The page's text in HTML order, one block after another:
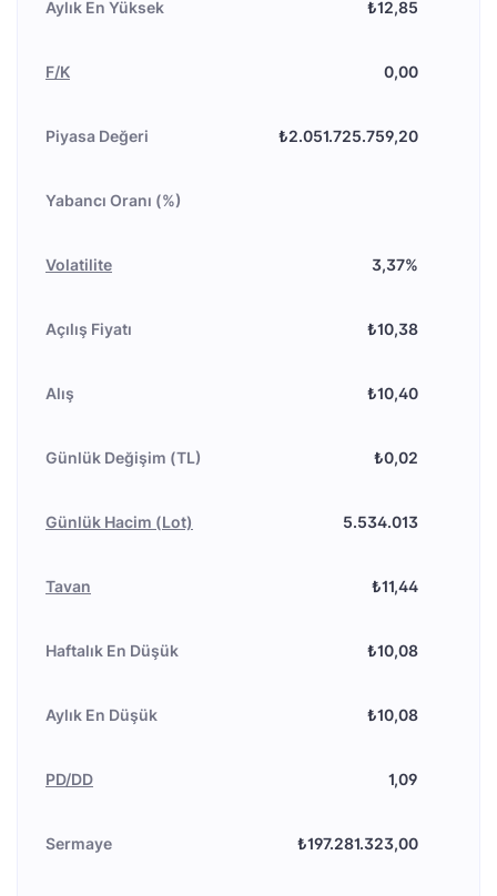
Aylık En Yüksek ₺12,85
F/K 0,00
Piyasa Değeri ₺2.051.725.759,20
Yabancı Oranı (%)
Volatilite 3,37%
Açılış Fiyatı ₺10,38
Alış ₺10,40
Günlük Değişim (TL) ₺0,02
Günlük Hacim (Lot) 5.534.013
Tavan ₺11,44
Haftalık En Düşük ₺10,08
Aylık En Düşük ₺10,08
PD/DD 1,09
Sermaye ₺197.281.323,00